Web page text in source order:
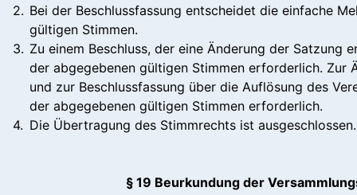
2. Bei der Beschlussfassung entscheidet die einfache
gültigen Stimmen.
3. Zu einem Beschluss, der eine Änderung der Satzung
der abgegebenen gültigen Stimmen erforderlich. Zur
und zur Beschlussfassung über die Auflösung des
der abgegebenen gültigen Stimmen erforderlich.
4. Die Übertragung des Stimmrechts ist ausgeschlossen.
§ 19 Beurkundung der